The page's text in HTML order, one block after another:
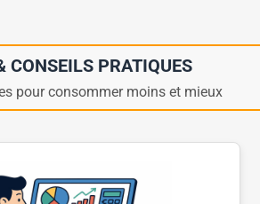
CONSEILS PRATIQUES
pour consommer moins et mieux